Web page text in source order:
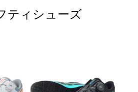
ティシューズ